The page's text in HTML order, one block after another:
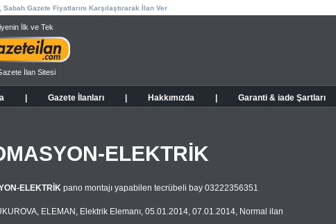
Gazete Fiyatlarını Karşılaştırarak İlan Ver
İlk ve Tek
İlan Sitesi
Gazete İlanları Hakkımızda Garanti & iade Şartları
ELEKTRİK
ELEKTRİK pano montajı yapabilen tecrübeli bay 03222356351
, ELEMAN , Elektrik Elemanı, 05.01.2014, 07.01.2014, Normal ilan